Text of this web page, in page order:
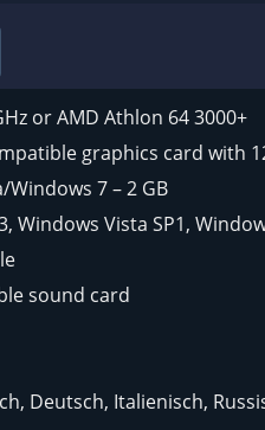
or AMD Athlon 64 3000+
graphics card with
Windows 7 – 2 GB
Windows Vista SP1,
sound card
Deutsch, Italienisch,